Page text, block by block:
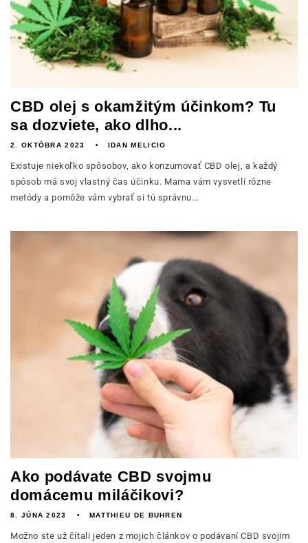
CBD olej s okamžitým účinkom? Tu
sa dozviete, ako dlho...
2. OKTÓBRA 2023 IDAN MELICIO
Existuje niekoľko spôsobov, ako konzumovať CBD olej, a každý
spôsob má svoj vlastný čas účinku. Mama vám vysvetlí rôzne
metódy a pomôže vám vybrať si tú správnu...
Ako podávate CBD svojmu
domácemu miláčikovi?
8. JÚNA 2023 MATTHIEU DE BUHREN
Možno ste už čítali jeden z mojich článkov o podávaní CBD svojim